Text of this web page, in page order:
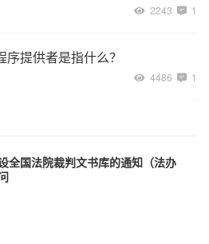
2243 1
提供者是指什么？
4486 1
全国法院裁判文书库的通知（法办